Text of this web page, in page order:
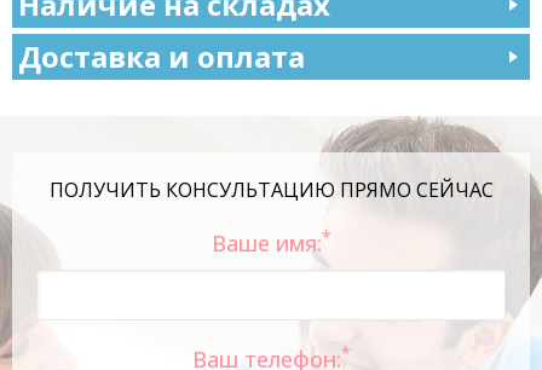
Доставка и оплата
ПОЛУЧИТЬ КОНСУЛЬТАЦИЮ ПРЯМО СЕЙЧАС
Ваше имя:*
Ваш телефон:*